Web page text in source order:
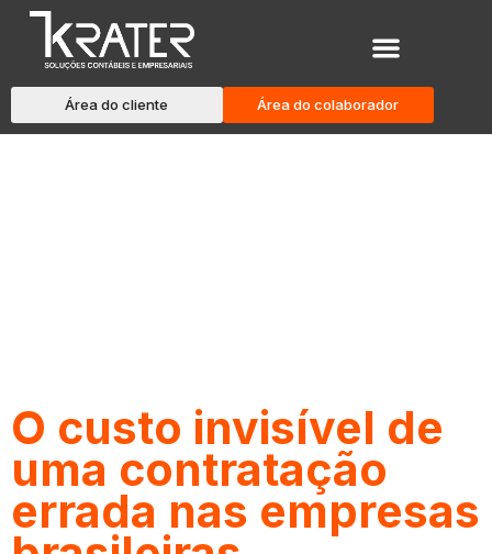
Área do cliente Área do colaborador
O custo invisível de
uma contratação
errada nas empresas